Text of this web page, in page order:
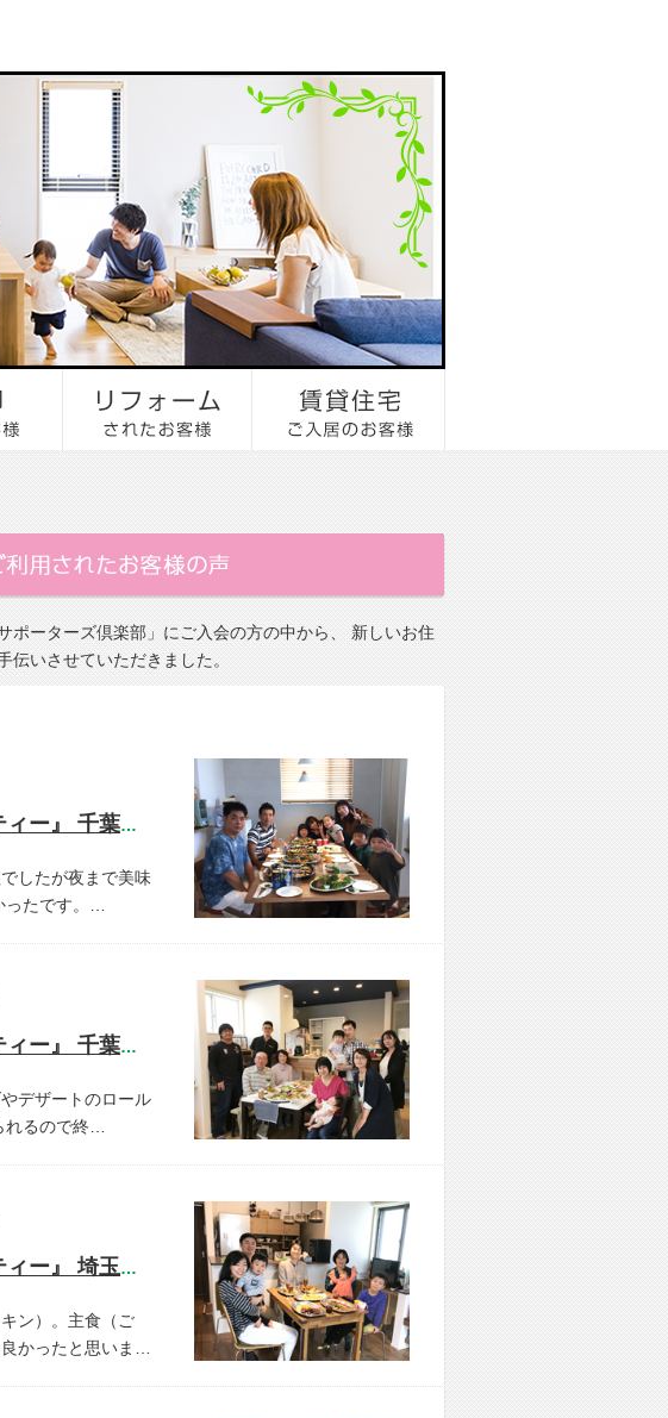
ポーターズ倶楽部」にご入会の方の中から、 新しいお住
伝いさせていただきました。
開催しました! 『新築お披露目パーティー』 千葉県柏市 O様宅
したが夜まで美味
たです。…
開催しました! 『新築お披露目パーティー』 千葉県船橋市 M様宅
デザートのロール
れるので終…
開催しました! 『新築お披露目パーティー』 埼玉県越谷市 H様宅
ン）。主食（ご
かったと思いま…